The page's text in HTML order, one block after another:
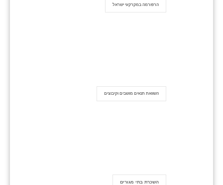
הרפורמה במקרקעי ישראל
השוואת תנאים מושבים וקיבוצים
השכרת בתי מגורים